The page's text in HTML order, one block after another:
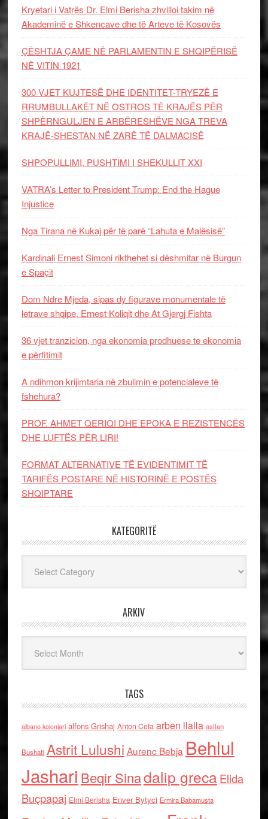
Kryetari i Vatrës Dr. Elmi Berisha zhvilloi takim në
Akademinë e Shkencave dhe të Arteve të Kosovës
ÇËSHTJA ÇAME NË PARLAMENTIN E SHQIPËRISË
NË VITIN 1921
300 VJET KUJTESË DHE IDENTITET-TRYEZË E
RRUMBULLAKËT NË OSTROS TË KRAJËS PËR
SHPËRNGULJEN E ARBËRESHËVE NGA TREVA
KRAJË-SHESTAN NË ZARË TË DALMACISË
SHPOPULLIMI, PUSHTIMI I SHEKULLIT XXI
VATRA’s Letter to President Trump: End the Hague
Injustice
Nga Tirana në Kukaj për të parë “Lahuta e Malësisë”
Kardinali Ernest Simoni rikthehet si dëshmitar në Burgun
e Spaçit
Dom Ndre Mjeda, sipas dy figurave monumentale të
letrave shqipe, Ernest Koliqit dhe At Gjergj Fishta
36 vjet tranzicion, nga ekonomia prodhuese te ekonomia
e përfitimit
A ndihmon krijimtaria në zbulimin e potencialeve të
fshehura?
PROF. AHMET QERIQI DHE EPOKA E REZISTENCЁS
DHE LUFTЁS PЁR LIRI!
FORMAT ALTERNATIVE TË EVIDENTIMIT TË
TARIFËS POSTARE NË HISTORINË E POSTËS
SHQIPTARE
KATEGORITË
ARKIV
TAGS
albano kolonjari alfons Grishaj Anton Cefa arben llalla asllan
Bushati Astrit Lulushi Aurenc Bebja Behlul
Jashari Beqir Sinadalip grecaElida
Buçpapaj Elmi Berisha Enver Bytyci Ermira Babamusta